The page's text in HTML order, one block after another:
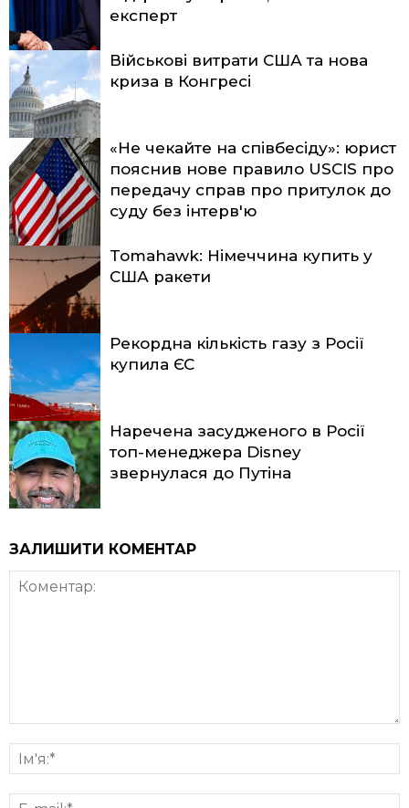
експерт
Військові витрати США та нова
криза в Конгресі
«Не чекайте на співбесіду»: юрист
пояснив нове правило USCIS про
передачу справ про притулок до
суду без інтерв'ю
Tomahawk: Німеччина купить у
США ракети
Рекордна кількість газу з Росії
купила ЄС
Наречена засудженого в Росії
топ-менеджера Disney
звернулася до Путіна
ЗАЛИШИТИ КОМЕНТАР